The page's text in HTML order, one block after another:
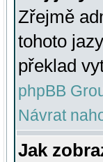
Zřejmě
tohoto
překlad
phpBB
Návrat
Jak